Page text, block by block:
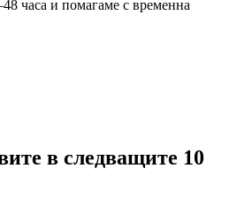
часа и помагаме с временна
в следващите 10